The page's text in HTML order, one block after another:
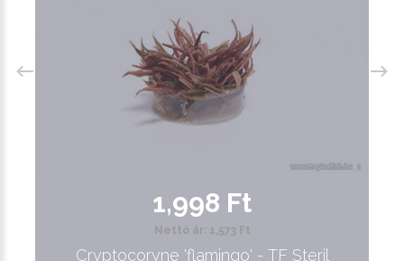
1,998 Ft
Nettó ár: 1,573 Ft
Cryptocoryne 'flamingo' - TF Steril